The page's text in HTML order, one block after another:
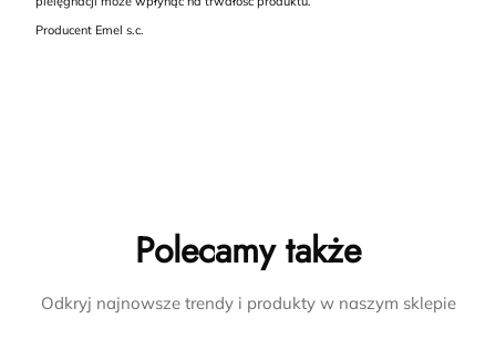
Producent Emel s.c.
Polecamy także
Odkryj najnowsze trendy i produkty w naszym sklepie